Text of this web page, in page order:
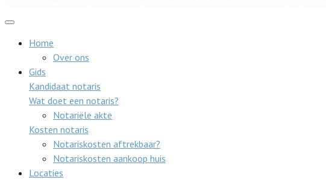
Home
Over ons
Gids
Kandidaat notaris
Wat doet een notaris?
Notariële akte
Kosten notaris
Notariskosten aftrekbaar?
Notariskosten aankoop huis
Locaties